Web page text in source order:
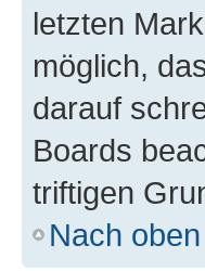
letzten
möglich,
darauf
Boards
triftigen
Nach oben